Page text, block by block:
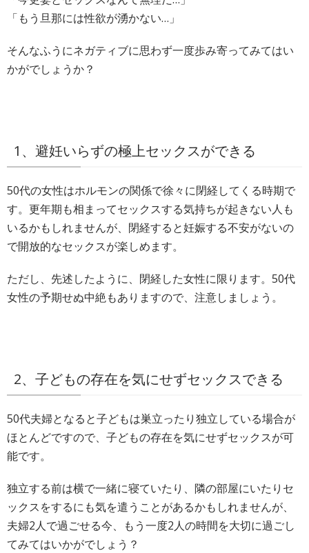
「もう旦那には性欲が湧かない…」
そんなふうにネガティブに思わず一度歩み寄ってみてはい
かがでしょうか？
1、避妊いらずの極上セックスができる
50代の女性はホルモンの関係で徐々に閉経してくる時期で
す。更年期も相まってセックスする気持ちが起きない人も
いるかもしれませんが、閉経すると妊娠する不安がないの
で開放的なセックスが楽しめます。
ただし、先述したように、閉経した女性に限ります。50代
女性の予期せぬ中絶もありますので、注意しましょう。
2、子どもの存在を気にせずセックスできる
50代夫婦となると子どもは巣立ったり独立している場合が
ほとんどですので、子どもの存在を気にせずセックスが可
能です。
独立する前は横で一緒に寝ていたり、隣の部屋にいたりセ
ックスをするにも気を遣うことがあるかもしれませんが、
夫婦2人で過ごせる今、もう一度2人の時間を大切に過ごし
てみてはいかがでしょう？